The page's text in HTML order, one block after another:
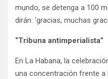
mundo, se detenga a 100
dirán: ‘gracias, muchas
“Tribuna antimperialista”
En La Habana, la
una concentración frente a